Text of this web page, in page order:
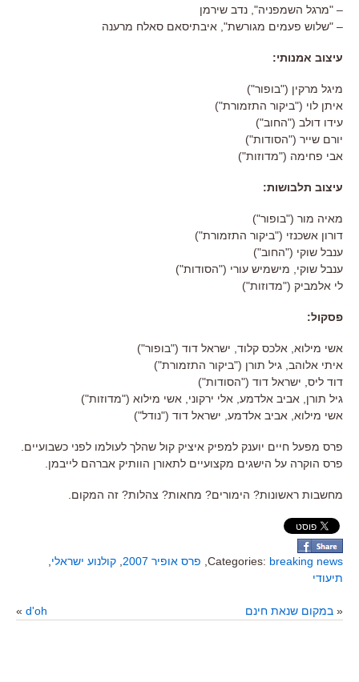
– "מרגל השמפניה", נדב שירמן
– "שלוש פעמים מגורשת", איבתיסאם סאלח מרענה
עיצוב אמנותי:
מיגל מרקין ("בופור")
איתן לוי ("ביקור התזמורת")
עידו דולב ("החוב")
יורם שייר ("הסודות")
אבי פחימה ("מדוזות")
עיצוב תלבושות:
מאיה מור ("בופור")
דורון אשכנזי ("ביקור התזמורת")
ענבל שוקי ("החוב")
ענבל שוקי, מישמיש עורי ("הסודות")
לי אלמביק ("מדוזות")
פסקול:
אשי מילוא, אלכס קלוד, ישראל דוד ("בופור")
איתי אלוהב, גיל תורן ("ביקור התזמורת")
דוד ליס, ישראל דוד ("הסודות")
גיל תורן, אביב אלדמע, אלי ירקוני, אשי מילוא ("מדוזות")
אשי מילוא, אביב אלדמע, ישראל דוד ("נודל")
פרס מפעל חיים יוענק למפיק איציק קול שהלך לעולמו לפני כשבועיים.
פרס הוקרה על הישגים מקצועיים לתאורן הוותיק אברהם לייבמן.
מחשבות ראשונות? הימורים? מחאות? צהלות? זה המקום.
Categories: breaking news פרס אופיר 2007 קולנוע ישראלי
תיעודי
« במקום שנאת חינם d'oh
»